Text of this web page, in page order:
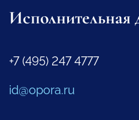
Исполнительная
+7 (495) 247 4777
id@opora.ru